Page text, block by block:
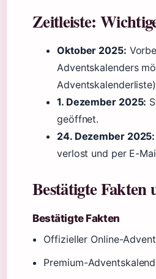
Zeitleiste:
Oktober 2025:
Adventskalenders
Adventskalenderliste)
1. Dezember 2025:
geöffnet.
24. Dezember 2025:
verlost und per E-
Bestätigte Fakten
Bestätigte Fakten
Offizieller Online-
Premium-